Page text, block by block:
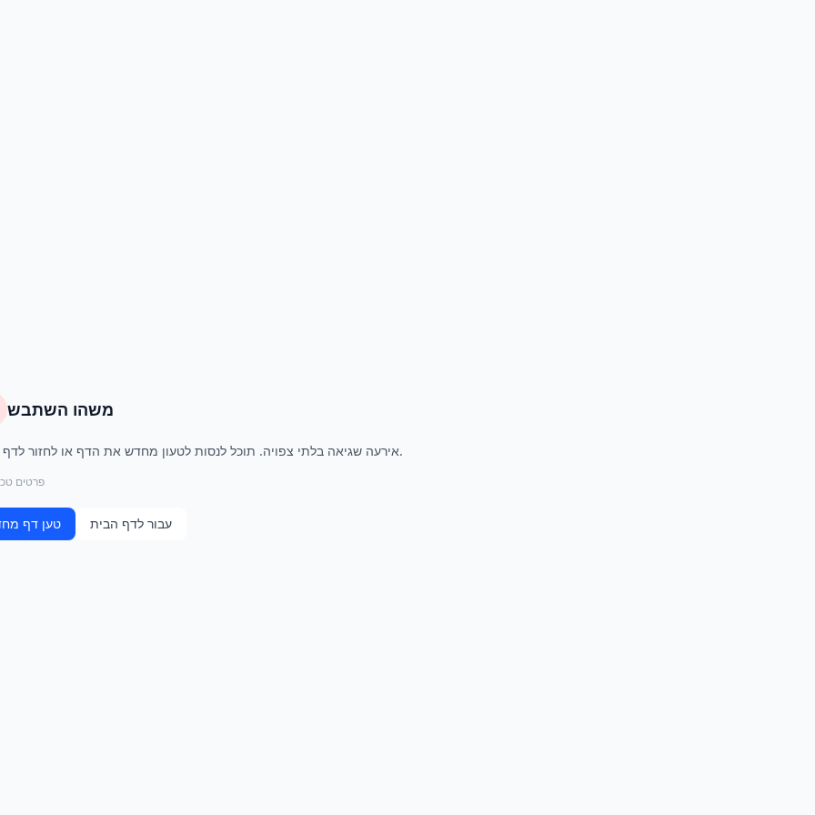
משהו השתבש
אירעה שגיאה בלתי צפויה. תוכל לנסות לטעון מחדש את הדף או לחזור לדף הבית.
פרטים
טען דף עבור לדף הבית